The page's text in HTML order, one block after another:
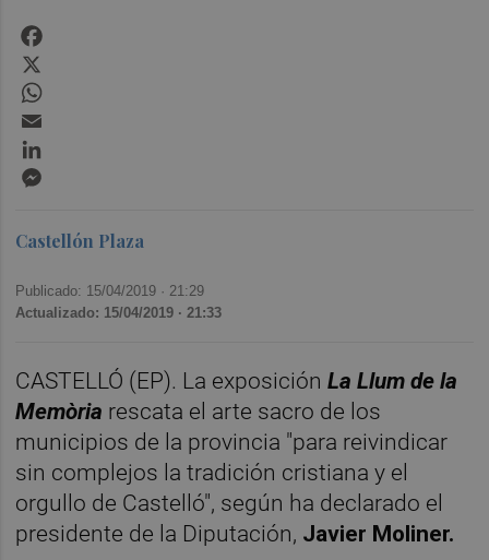
Castellón Plaza
Publicado: 15/04/2019 · 21:29
Actualizado: 15/04/2019 · 21:33
CASTELLÓ (EP). La exposiciónLa Llum de la
Memòria rescata el arte sacro de los
municipios de la provincia "para reivindicar
sin complejos la tradición cristiana y el
orgullo de Castelló", según ha declarado el
presidente de la Diputación, Javier Moliner.